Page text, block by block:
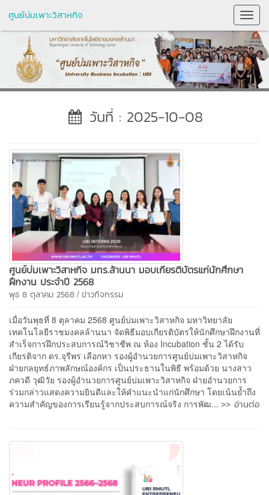
ศูนย์บ่มเพาะวิสาหกิจ
วันที่ : 2025-10-08
ศูนย์บ่มเพาะวิสาหกิจ มทร.ล้านนา มอบเกียรติบัตรแก่นักศึกษา
ฝึกงาน ประจำปี 2568
พุธ 8 ตุลาคม 2568 / ข่าวกิจกรรม
เมื่อวันพุธที่ 8 ตุลาคม 2568 ศูนย์บ่มเพาะวิสาหกิจ มหาวิทยาลัย
เทคโนโลยีราชมงคลล้านนา จัดพิธีมอบเกียรติบัตรให้นักศึกษาฝึกงานที่
สำเร็จการฝึกประสบการณ์วิชาชีพ ณ ห้อง Incubation ชั้น 2 ได้รับ
เกียรติจาก ดร.จุรีพร เลือกหา รองผู้อำนวยการศูนย์บ่มเพาะวิสาหกิจ
ฝ่ายกลยุทธ์ภาพลักษณ์องค์กร เป็นประธานในพิธี พร้อมด้วย นางสาว
ภควดี วุฒิวัย รองผู้อำนวยการศูนย์บ่มเพาะวิสาหกิจ ฝ่ายอำนวยการ
ร่วมกล่าวแสดงความยินดีและให้คำแนะนำแก่นักศึกษา โดยเน้นย้ำถึง
ความสำคัญของการเรียนรู้จากประสบการณ์จริง การพัฒ... >> อ่านต่อ